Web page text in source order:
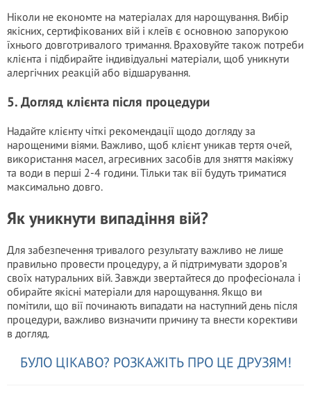
Ніколи не економте на матеріалах для нарощування. Вибір
якісних, сертифікованих вій і клеїв є основною запорукою
їхнього довготривалого тримання. Враховуйте також потреби
клієнта і підбирайте індивідуальні матеріали, щоб уникнути
алергічних реакцій або відшарування.
5. Догляд клієнта після процедури
Надайте клієнту чіткі рекомендації щодо догляду за
нарощеними віями. Важливо, щоб клієнт уникав тертя очей,
використання масел, агресивних засобів для зняття макіяжу
та води в перші 2-4 години. Тільки так вії будуть триматися
максимально довго.
Як уникнути випадіння вій?
Для забезпечення тривалого результату важливо не лише
правильно провести процедуру, а й підтримувати здоров’я
своїх натуральних вій. Завжди звертайтеся до професіонала і
обирайте якісні матеріали для нарощування. Якщо ви
помітили, що вії починають випадати на наступний день після
процедури, важливо визначити причину та внести корективи
в догляд.
БУЛО ЦІКАВО? РОЗКАЖІТЬ ПРО ЦЕ ДРУЗЯМ!